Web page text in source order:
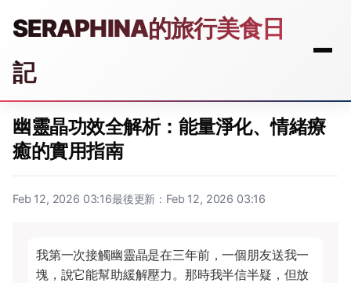
SERAPHINA的旅行美食日
記
幽靈晶功效全解析：能量淨化、情緒療
癒的實用指南
Feb 12, 2026 03:16最後更新：Feb 12, 2026 03:16
我第一次接觸幽靈晶是在三年前，一個朋友送我一
塊，說它能幫助緩解壓力。那時我半信半疑，但放